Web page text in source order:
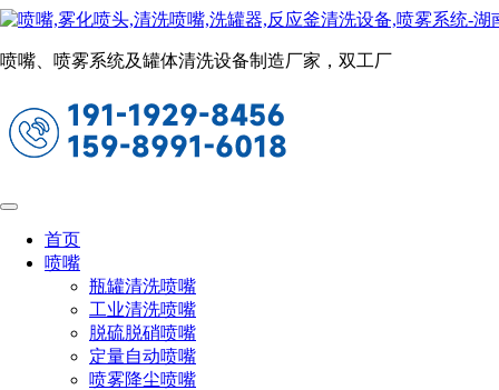
喷嘴、喷雾系统及罐体清洗设备制造厂家，双工厂
首页
喷嘴
瓶罐清洗喷嘴
工业清洗喷嘴
脱硫脱硝喷嘴
定量自动喷嘴
喷雾降尘喷嘴
瓶罐清洗喷嘴
适合清洗开口小的釜罐桶容器内壁